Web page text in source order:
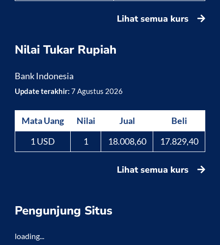
Lihat semua kurs
Nilai Tukar Rupiah
Bank Indonesia
Update terakhir: 7 Agustus 2026
Mata Uang Nilai Jual
Beli
1 USD
1 18.008,60 17.829,40
Lihat semua kurs
Pengunjung Situs
loading...